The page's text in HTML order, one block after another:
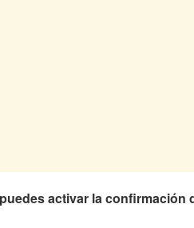
activar la confirmación